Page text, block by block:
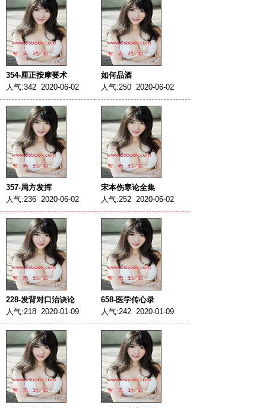
354-厘正按摩要术
人气:342 2020-06-02
如何品酒
人气:250 2020-06-02
357-局方发挥
人气:236 2020-06-02
宋本伤寒论全集
人气:252 2020-06-02
228-发背对口治诀论
人气:218 2020-01-09
658-医学传心录
人气:242 2020-01-09